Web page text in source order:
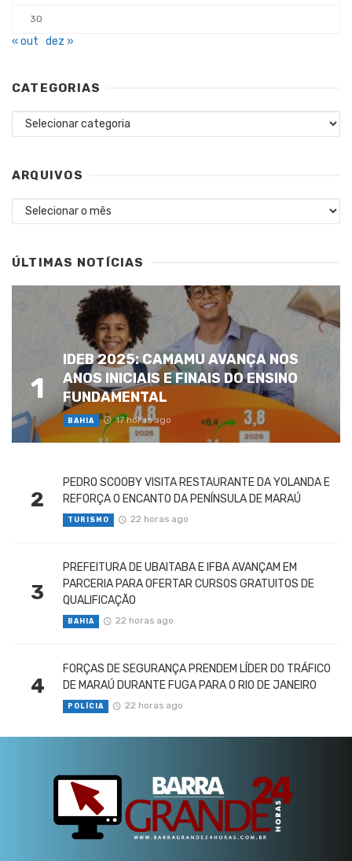
30
« out dez »
CATEGORIAS
Categorias
ARQUIVOS
Arquivos
ÚLTIMAS NOTÍCIAS
1
IDEB 2025: CAMAMU AVANÇA NOS
ANOS INICIAIS E FINAIS DO ENSINO
FUNDAMENTAL
BAHIA 17 horas ago
2
PEDRO SCOOBY VISITA RESTAURANTE DA YOLANDA E
REFORÇA O ENCANTO DA PENÍNSULA DE MARAÚ
TURISMO 22 horas ago
3
PREFEITURA DE UBAITABA E IFBA AVANÇAM EM
PARCERIA PARA OFERTAR CURSOS GRATUITOS DE
QUALIFICAÇÃO
BAHIA 22 horas ago
4
FORÇAS DE SEGURANÇA PRENDEM LÍDER DO TRÁFICO
DE MARAÚ DURANTE FUGA PARA O RIO DE JANEIRO
POLÍCIA 22 horas ago